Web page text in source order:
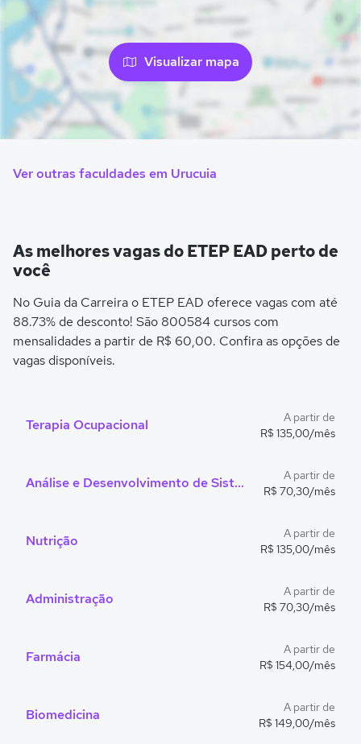
Visualizar mapa
Ver outras faculdades em Urucuia
As melhores vagas do ETEP EAD perto de
você
No Guia da Carreira o ETEP EAD oferece vagas com até
88.73% de desconto! São 800584 cursos com
mensalidades a partir de R$ 60,00. Confira as opções de
vagas disponíveis.
Terapia Ocupacional
A partir de
R$ 135,00/mês
Análise e Desenvolvimento de Sistemas
A partir de
R$ 70,30/mês
Nutrição
A partir de
R$ 135,00/mês
Administração
A partir de
R$ 70,30/mês
Farmácia
A partir de
R$ 154,00/mês
Biomedicina
A partir de
R$ 149,00/mês